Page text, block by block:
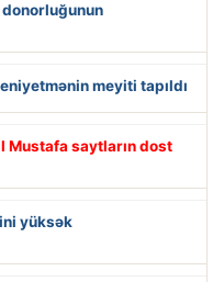
meyiti tapıldı
Mustafa saytların dost
yüksək